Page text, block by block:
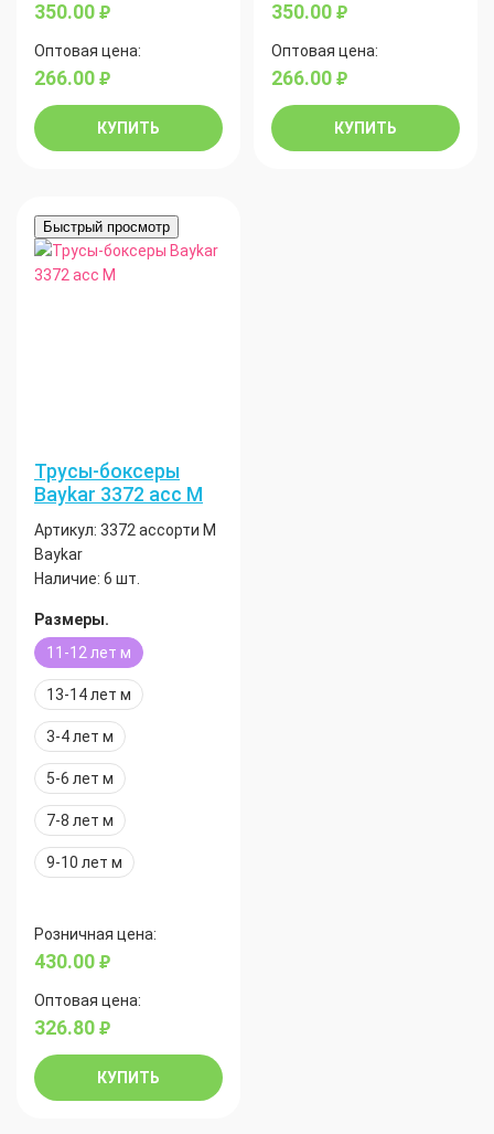
350.00 руб.
Оптовая цена:
266.00 руб.
КУПИТЬ
350.00руб.
Оптовая цена:
266.00руб.
КУПИТЬ
Быстрый просмотр
Трусы-боксеры
Baykar 3372 асс М
Артикул: 3372 ассорти М
Baykar
Наличие: 6 шт.
Размеры.
11-12 лет м
13-14 лет м
3-4 лет м
5-6 лет м
7-8 лет м
9-10 лет м
Розничная цена:
430.00 руб.
Оптовая цена:
326.80 руб.
КУПИТЬ